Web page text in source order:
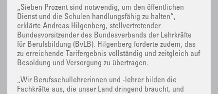
„Sieben Prozent sind notwendig, um den öffentlichen
Dienst und die Schulen handlungsfähig zu halten“,
erklärte Andreas Hilgenberg, stellvertretender
Bundesvorsitzender des Bundesverbands der Lehrkräfte
für Berufsbildung (BvLB). Hilgenberg forderte zudem, das
zu erreichende Tarifergebnis vollständig und zeitgleich auf
Besoldung und Versorgung zu übertragen.
„Wir Berufsschullehrerinnen und -lehrer bilden die
Fachkräfte aus, die unser Land dringend braucht, und